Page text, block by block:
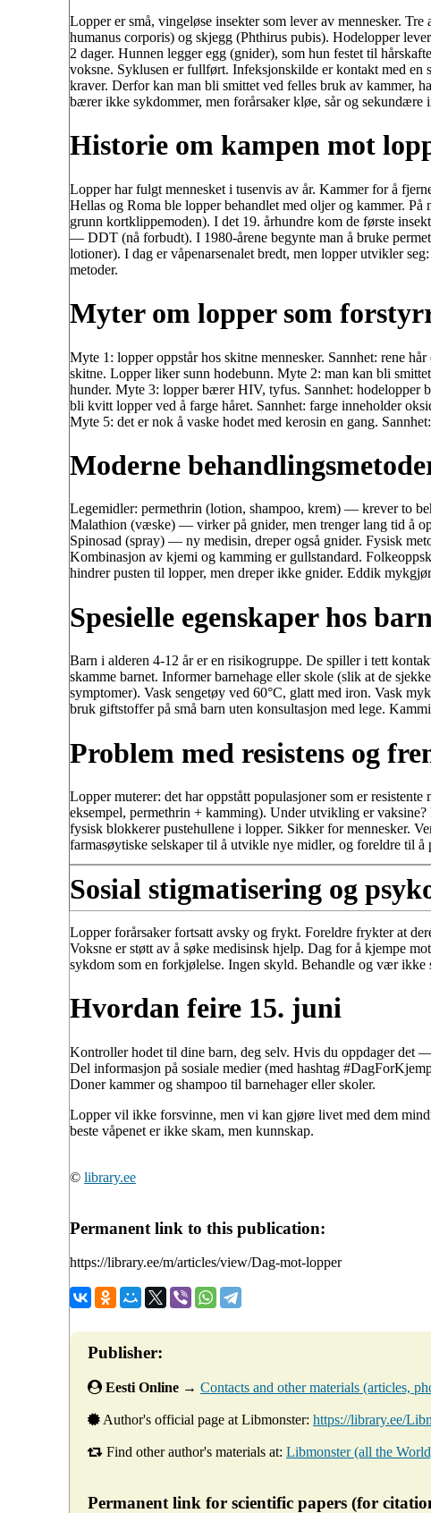
Lopper er små, vingeløse insekter som lever av mennesker.
humanus corporis) og skjegg (Phthirus pubis). Hodelopper
2 dager. Hunnen legger egg (gnider), som hun festet til
voksne. Syklusen er fullført. Infeksjonskilde er kontakt med
kraver. Derfor kan man bli smittet ved felles bruk av kammer,
bærer ikke sykdommer, men forårsaker kløe, sår og sekundære
Historie om kampen mot
Lopper har fulgt mennesket i tusenvis av år. Kammer for å
Hellas og Roma ble lopper behandlet med oljer og kammer.
grunn kortklippemoden). I det 19. århundre kom de første
— DDT (nå forbudt). I 1980-årene begynte man å bruke
lotioner). I dag er våpenarsenalet bredt, men lopper utvikler
metoder.
Myter om lopper som
Myte 1: lopper oppstår hos skitne mennesker. Sannhet: rene
skitne. Lopper liker sunn hodebunn. Myte 2: man kan bli
hunder. Myte 3: lopper bærer HIV, tyfus. Sannhet:
bli kvitt lopper ved å farge håret. Sannhet: farge inneholder
Myte 5: det er nok å vaske hodet med kerosin en gang.
Moderne
Legemidler: permethrin (lotion, shampoo, krem) — krever to
Malathion (væske) — virker på gnider, men trenger lang tid å
Spinosad (spray) — ny medisin, dreper også gnider. Fysisk
Kombinasjon av kjemi og kamming er gullstandard.
hindrer pusten til lopper, men dreper ikke gnider. Eddik
Spesielle egenskaper hos
Barn i alderen 4-12 år er en risikogruppe. De spiller i tett
skamme barnet. Informer barnehage eller skole (slik at de
symptomer). Vask sengetøy ved 60°C, glatt med iron. Vask
bruk giftstoffer på små barn uten konsultasjon med lege.
Problem med resistens og
Lopper muterer: det har oppstått populasjoner som er
eksempel, permethrin + kamming). Under utvikling er
fysisk blokkerer pustehullene i lopper. Sikker for mennesker.
farmasøytiske selskaper til å utvikle nye midler, og foreldre til
Sosial stigmatisering og
Lopper forårsaker fortsatt avsky og frykt. Foreldre frykter at
Voksne er støtt av å søke medisinsk hjelp. Dag for å kjempe
sykdom som en forkjølelse. Ingen skyld. Behandle og vær ikke
Hvordan feire 15. juni
Kontroller hodet til dine barn, deg selv. Hvis du oppdager det
Del informasjon på sosiale medier (med hashtag
Doner kammer og shampoo til barnehager eller skoler.
Lopper vil ikke forsvinne, men vi kan gjøre livet med dem
beste våpenet er ikke skam, men kunnskap.
© library.ee
Permanent link to this publication:
https://library.ee/m/articles/view/Dag-mot-lopper
Publisher:
Eesti Online → Contacts and other materials (articles,
Author's official page at Libmonster: https://library.ee/
Find other author's materials at: Libmonster (all the
Permanent link for scientific papers (for